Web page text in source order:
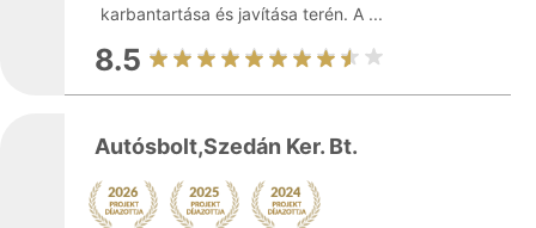
karbantartása és javítása terén. A ...
8.5
Autósbolt,Szedán Ker. Bt.